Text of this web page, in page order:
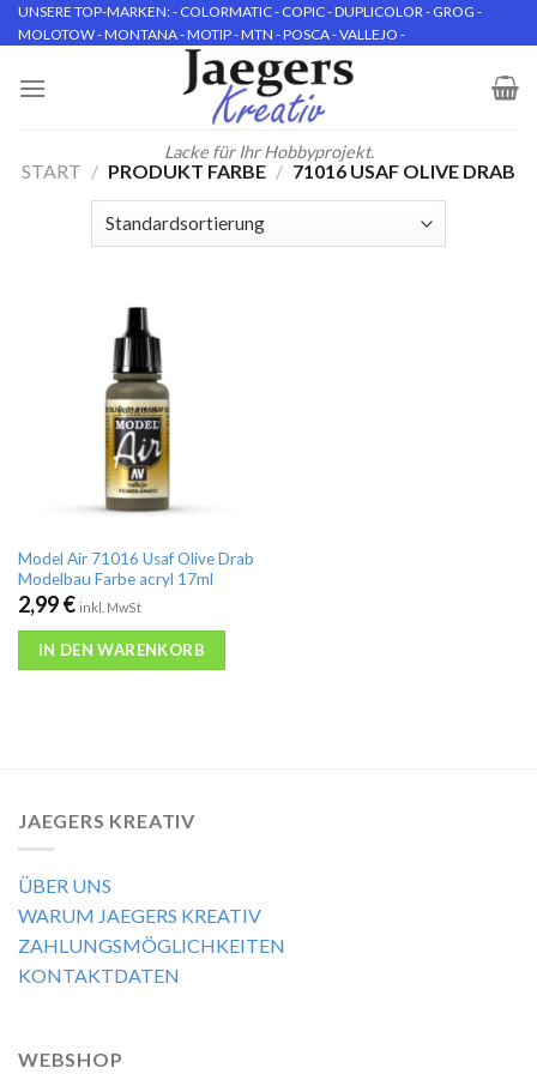
Skip
to
UNSERE TOP-MARKEN: - COLORMATIC - COPIC - DUPLICOLOR - GROG -
MOLOTOW - MONTANA - MOTIP - MTN - POSCA - VALLEJO -
Lacke für Ihr Hobbyprojekt.
START / PRODUKT FARBE / 71016 USAF OLIVE DRAB
Model Air 71016 Usaf Olive Drab
Modelbau Farbe acryl 17ml
2,99€ inkl. MwSt
IN DEN WARENKORB
JAEGERS KREATIV
ÜBER UNS
WARUM JAEGERS KREATIV
ZAHLUNGSMÖGLICHKEITEN
KONTAKTDATEN
WEBSHOP